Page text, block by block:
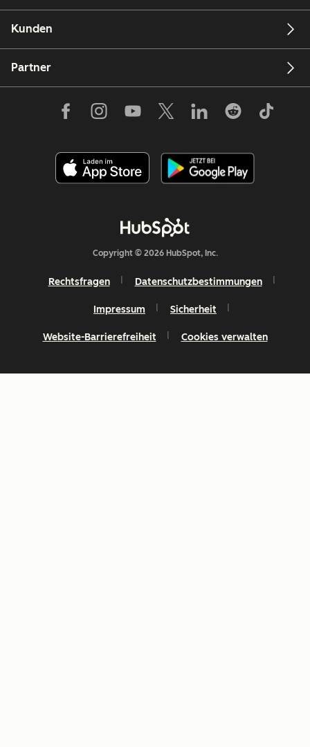
Kunden
Partner
Copyright © 2026 HubSpot, Inc.
Rechtsfragen Datenschutzbestimmungen
Impressum Sicherheit
Website-Barrierefreiheit Cookies verwalten